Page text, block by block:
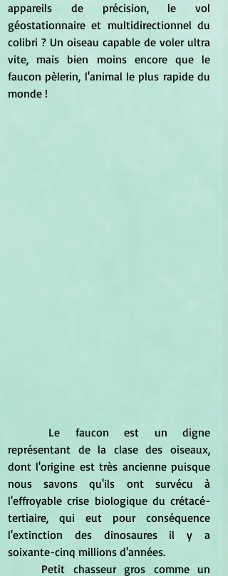
appareils de précision, le vol
géostationnaire et multidirectionnel du
colibri ? Un oiseau capable de voler ultra
vite, mais bien moins encore que le
faucon pèlerin, l'animal le plus rapide du
monde !
représentant de la clase des oiseaux,
dont l'origine est très ancienne puisque
nous savons qu'ils ont survécu à
l'effroyable crise biologique du crétacé-
tertiaire, qui eut pour conséquence
l'extinction des dinosaures il y a
soixante-cinq millions d'années.